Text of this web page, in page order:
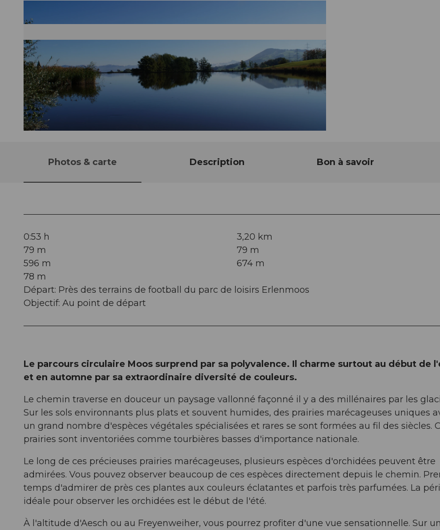
Photos & carte Description Bon à savoir
0:53 h
3,20 km
79 m
79 m
596 m
674 m
78 m
Départ: Près des terrains de football du parc de loisirs Erlenmoos
Objectif: Au point de départ
Le parcours circulaire Moos surprend par sa polyvalence. Il charme surtout au début de
et en automne par sa extraordinaire diversité de couleurs.
Le chemin traverse en douceur un paysage vallonné façonné il y a des millénaires par les
Sur les sols environnants plus plats et souvent humides, des prairies marécageuses uniques
un grand nombre d'espèces végétales spécialisées et rares se sont formées au fil des siècles.
prairies sont inventoriées comme tourbières basses d'importance nationale.
Le long de ces précieuses prairies marécageuses, plusieurs espèces d'orchidées peuvent être
admirées. Vous pouvez observer beaucoup de ces espèces directement depuis le chemin.
temps d'admirer de près ces plantes aux couleurs éclatantes et parfois très parfumées. La
idéale pour observer les orchidées est le début de l'été.
À l'altitude d'Aesch ou au Freyenweiher, vous pourrez profiter d'une vue sensationnelle. Sur un